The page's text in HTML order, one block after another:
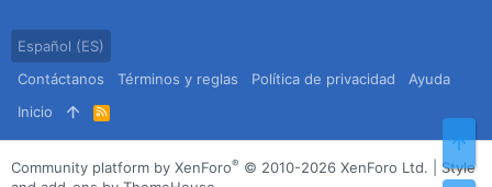
Español (ES)
Contáctanos
Términos y reglas Política de privacidad
Ayuda
Inicio
R
S
S
Community platform by XenForo® © 2010-2026 XenForo Ltd.
Style